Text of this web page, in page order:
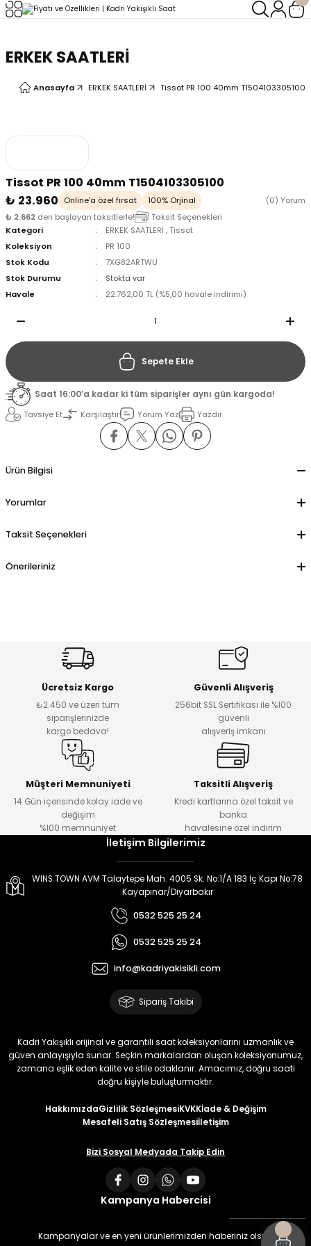
ERKEK SAATLERİ
Anasayfa ERKEK SAATLERİ Tissot PR 100 40mm T1504103305100
Tissot PR 100 40mm T1504103305100
₺ 23.960
Online'a özel fırsat 100% Orjinal
(0) Yorum
₺ 2.662 den başlayan taksitlerle!
Taksit Seçenekleri
Kategori
ERKEK SAATLERİ ,Tissot
Koleksiyon
PR 100
Stok Kodu
7XG82ARTWU
Stok Durumu
Stokta var
Havale
22.762,00 TL (%5,00 havale indirimi)
Sepete Ekle
Saat 16:00’a kadar ki tüm siparişler aynı gün kargoda!
Tavsiye Et
Karşılaştır Yorum Yaz Yazdır
Ürün Bilgisi
Yorumlar
Taksit Seçenekleri
Önerileriniz
Ücretsiz Kargo
₺2.450 ve üzeri tüm
siparişlerinizde
kargo bedava!
Güvenli Alışveriş
256bit SSL Sertifikası ile %100
güvenli
alışveriş imkanı
Müşteri Memnuniyeti
14 Gün içerisinde kolay iade ve
değişim
%100 memnuniyet
Taksitli Alışveriş
Kredi kartlarına özel taksit ve
banka
havalesine özel indirim
İletişim Bilgilerimiz
WINS TOWN AVM Talaytepe Mah. 4005 Sk. No:1/A 183 İç Kapı No:78
Kayapınar/Diyarbakır
0532 525 25 24
0532 525 25 24
info@kadriyakisikli.com
Sipariş Takibi
Kadri Yakışıklı orijinal ve garantili saat koleksiyonlarını uzmanlık ve
güven anlayışıyla sunar. Seçkin markalardan oluşan koleksiyonumuz,
zamana eşlik eden kalite ve stile odaklanır. Amacımız, doğru saati
doğru kişiyle buluşturmaktır.
HakkımızdaGizlilik SözleşmesiKVKKİade & Değişim
Mesafeli Satış Sözleşmesiİletişim
Bizi Sosyal Medyada Takip Edin
Kampanya Habercisi
Kampanyalar ve en yeni ürünlerimizden haberiniz olsun
Geri Dön
Geri Dön